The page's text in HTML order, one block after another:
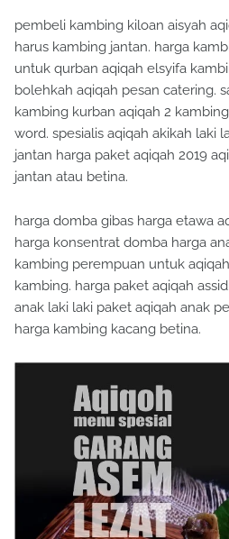
pembeli kambing kiloan aisyah
harus kambing jantan. harga
untuk qurban aqiqah elsyifa
bolehkah aqiqah pesan catering.
kambing kurban aqiqah 2
word. spesialis aqiqah akikah laki
jantan harga paket aqiqah 2019
jantan atau betina.
harga domba gibas harga etawa
harga konsentrat domba harga
kambing perempuan untuk
kambing. harga paket aqiqah
anak laki laki paket aqiqah anak
harga kambing kacang betina.